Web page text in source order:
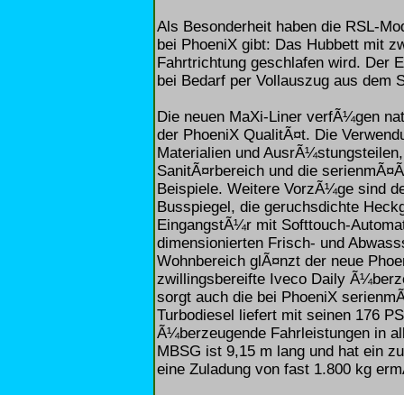
Als Besonderheit haben die RSL-
bei PhoeniX gibt: Das Hubbett mit
Fahrtrichtung geschlafen wird. Der
bei Bedarf per Vollauszug aus dem
Die neuen MaXi-Liner verfÃ¼gen
der PhoeniX QualitÃ¤t. Die
Materialien und
SanitÃ¤rbereich und die
Beispiele. Weitere VorzÃ¼ge sind
Busspiegel, die geruchsdichte
EingangstÃ¼r mit Softtouch-
dimensionierten Frisch- und
Wohnbereich glÃ¤nzt der neue
zwillingsbereifte Iveco Daily
sorgt auch die bei PhoeniX
Turbodiesel liefert mit seinen 176
Ã¼berzeugende Fahrleistungen in
MBSG ist 9,15 m lang und hat ein
eine Zuladung von fast 1.800 kg